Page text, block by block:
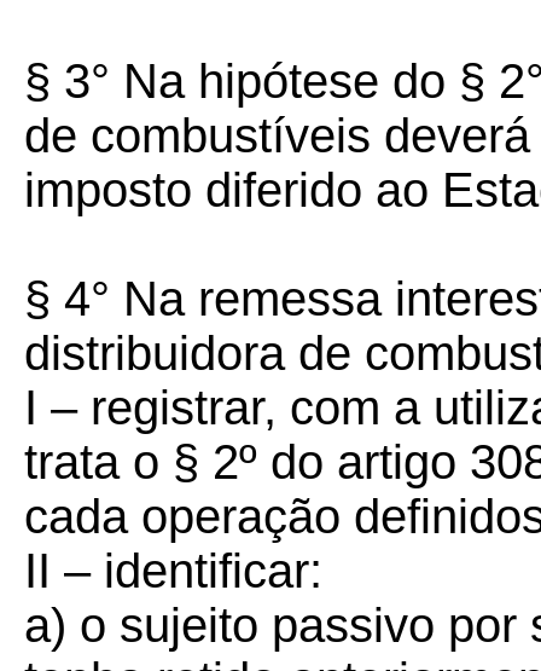
§ 3° Na hipótese do §
de combustíveis
imposto diferido ao
§ 4° Na remessa
distribuidora de
I – registrar, com a
trata o § 2º do artigo
cada operação
II – identificar:
a) o sujeito passivo por